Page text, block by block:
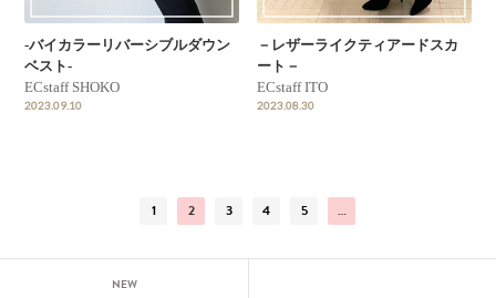
-バイカラーリバーシブルダウン
ベスト-
ECstaff SHOKO
2023.09.10
－レザーライクティアードスカ
ート－
ECstaff ITO
2023.08.30
1 2 3 4 5 …
NEW